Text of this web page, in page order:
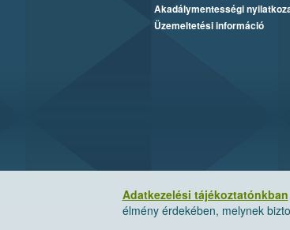
Adatkezelési tájékoztatónkban
élmény érdekében, melynek
Akadálymentességi
Üzemeltetési információ